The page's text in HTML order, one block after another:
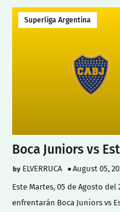
Superliga Argentina
Boca Juniors vs
ELVERRUCA
August 05,
Este Martes, 05 de Agosto del
enfrentarán Boca Juniors vs